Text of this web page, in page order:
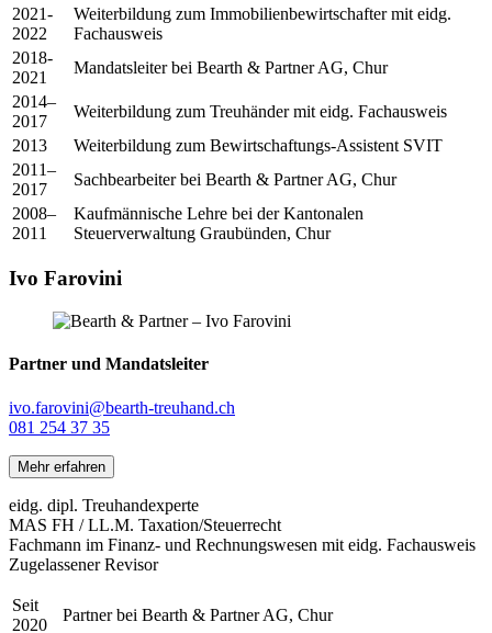
2021-
2022
Weiterbildung zum Immobilienbewirtschafter mit eidg.
Fachausweis
2018-
2021
Mandatsleiter bei Bearth & Partner AG, Chur
2014–
2017
Weiterbildung zum Treuhänder mit eidg. Fachausweis
2013
Weiterbildung zum Bewirtschaftungs-Assistent SVIT
2011–
2017
Sachbearbeiter bei Bearth & Partner AG, Chur
2008–
2011
Kaufmännische Lehre bei der Kantonalen
Steuerverwaltung Graubünden, Chur
Ivo Farovini
Partner und Mandatsleiter
ivo.farovini@bearth-treuhand.ch
081 254 37 35
Mehr erfahren
eidg. dipl. Treuhandexperte
MAS FH / LL.M. Taxation/Steuerrecht
Fachmann im Finanz- und Rechnungswesen mit eidg. Fachausweis
Zugelassener Revisor
Seit
2020
Partner bei Bearth & Partner AG, Chur